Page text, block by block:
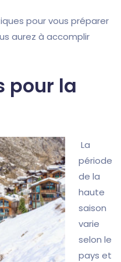
pour vous préparer
aurez à accomplir
pour la
La
période
de la
haute
saison
varie
selon le
pays et